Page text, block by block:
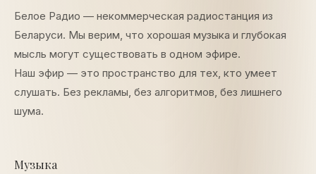
Белое Радио — некоммерческая радиостанция из
Беларуси. Мы верим, что хорошая музыка и глубокая
мысль могут существовать в одном эфире.
Наш эфир — это пространство для тех, кто умеет
слушать. Без рекламы, без алгоритмов, без лишнего
шума.
Музыка